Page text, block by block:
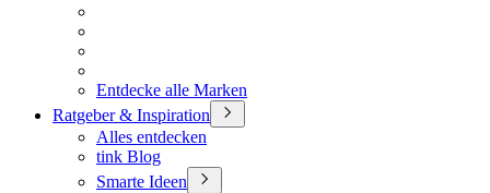
Entdecke alle Marken
Ratgeber & Inspiration
Alles entdecken
tink Blog
Smarte Ideen